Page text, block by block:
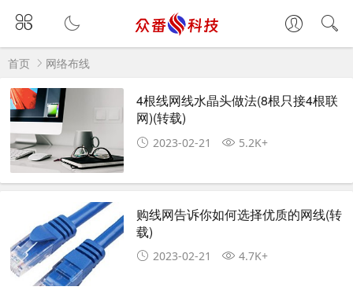
首页 网络布线
4根线网线水晶头做法(8根只接4根联
网)(转载)
2023-02-21 5.2K+
购线网告诉你如何选择优质的网线(转
载)
2023-02-21 4.7K+